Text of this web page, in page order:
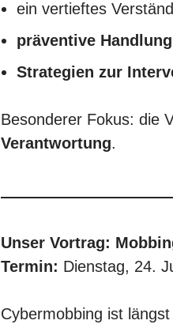
ein vertieftes
präventive
Strategien zur
Besonderer Fokus: die
Verantwortung.
Unser Vortrag:
Termin: Dienstag, 24.
Cybermobbing ist